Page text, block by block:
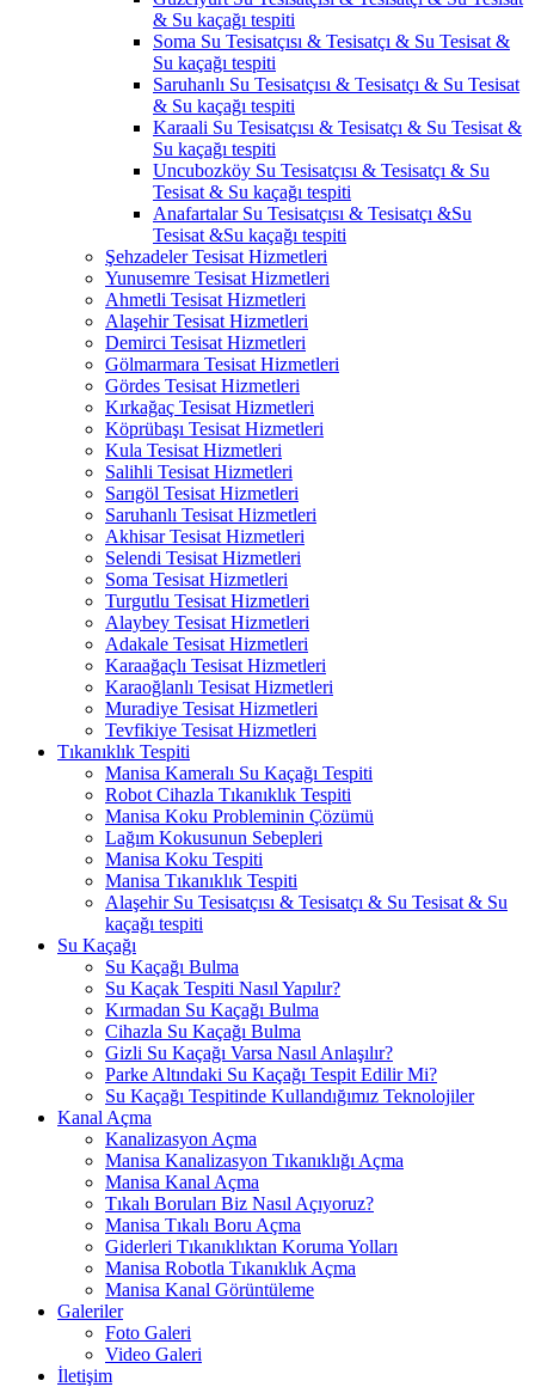
& Su kaçağı tespiti
Soma Su Tesisatçısı & Tesisatçı & Su Tesisat &
Su kaçağı tespiti
Saruhanlı Su Tesisatçısı & Tesisatçı & Su Tesisat
& Su kaçağı tespiti
Karaali Su Tesisatçısı & Tesisatçı & Su Tesisat &
Su kaçağı tespiti
Uncubozköy Su Tesisatçısı & Tesisatçı & Su
Tesisat & Su kaçağı tespiti
Anafartalar Su Tesisatçısı & Tesisatçı &Su
Tesisat &Su kaçağı tespiti
Şehzadeler Tesisat Hizmetleri
Yunusemre Tesisat Hizmetleri
Ahmetli Tesisat Hizmetleri
Alaşehir Tesisat Hizmetleri
Demirci Tesisat Hizmetleri
Gölmarmara Tesisat Hizmetleri
Gördes Tesisat Hizmetleri
Kırkağaç Tesisat Hizmetleri
Köprübaşı Tesisat Hizmetleri
Kula Tesisat Hizmetleri
Salihli Tesisat Hizmetleri
Sarıgöl Tesisat Hizmetleri
Saruhanlı Tesisat Hizmetleri
Akhisar Tesisat Hizmetleri
Selendi Tesisat Hizmetleri
Soma Tesisat Hizmetleri
Turgutlu Tesisat Hizmetleri
Alaybey Tesisat Hizmetleri
Adakale Tesisat Hizmetleri
Karaağaçlı Tesisat Hizmetleri
Karaoğlanlı Tesisat Hizmetleri
Muradiye Tesisat Hizmetleri
Tevfikiye Tesisat Hizmetleri
Tıkanıklık Tespiti
Manisa Kameralı Su Kaçağı Tespiti
Robot Cihazla Tıkanıklık Tespiti
Manisa Koku Probleminin Çözümü
Lağım Kokusunun Sebepleri
Manisa Koku Tespiti
Manisa Tıkanıklık Tespiti
Alaşehir Su Tesisatçısı & Tesisatçı & Su Tesisat & Su
kaçağı tespiti
Su Kaçağı
Su Kaçağı Bulma
Su Kaçak Tespiti Nasıl Yapılır?
Kırmadan Su Kaçağı Bulma
Cihazla Su Kaçağı Bulma
Gizli Su Kaçağı Varsa Nasıl Anlaşılır?
Parke Altındaki Su Kaçağı Tespit Edilir Mi?
Su Kaçağı Tespitinde Kullandığımız Teknolojiler
Kanal Açma
Kanalizasyon Açma
Manisa Kanalizasyon Tıkanıklığı Açma
Manisa Kanal Açma
Tıkalı Boruları Biz Nasıl Açıyoruz?
Manisa Tıkalı Boru Açma
Giderleri Tıkanıklıktan Koruma Yolları
Manisa Robotla Tıkanıklık Açma
Manisa Kanal Görüntüleme
Galeriler
Foto Galeri
Video Galeri
İletişim